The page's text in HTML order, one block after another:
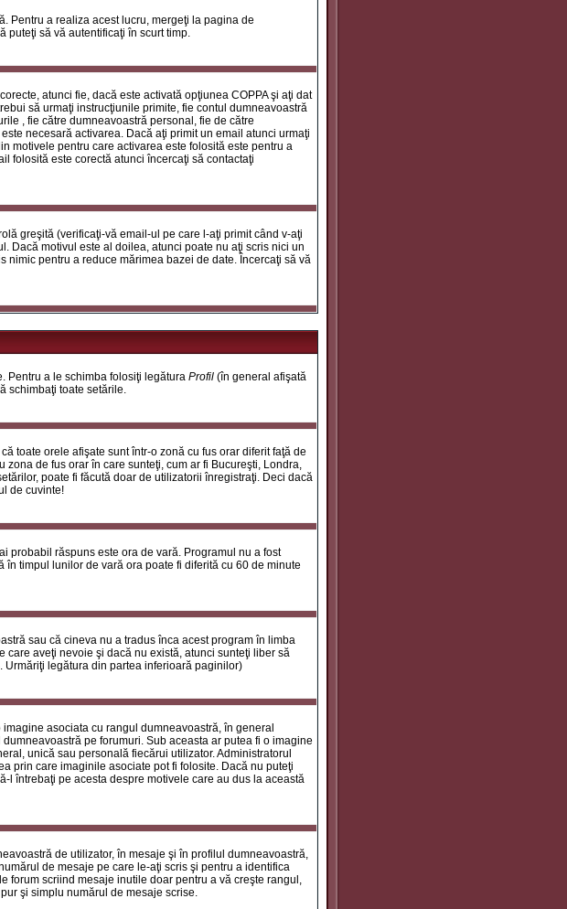
Pentru a realiza acest lucru, mergeţi la pagina de
puteţi să vă autentificaţi în scurt timp.
atunci fie, dacă este activată opţiunea COPPA şi aţi dat
să urmaţi instrucţiunile primite, fie contul dumneavoastră
, fie către dumneavoastră personal, fie de către
necesară activarea. Dacă aţi primit un email atunci urmaţi
motivele pentru care activarea este folosită este pentru a
folosită este corectă atunci încercaţi să contactaţi
greşită (verificaţi-vă email-ul pe care l-aţi primit când v-aţi
Dacă motivul este al doilea, atunci poate nu aţi scris nici un
pentru a reduce mărimea bazei de date. Încercaţi să vă
Pentru a le schimba folosiţi legătura Profil (în general afişată
schimbaţi toate setările.
toate orele afişate sunt într-o zonă cu fus orar diferit faţă de
de fus orar în care sunteţi, cum ar fi Bucureşti, Londra,
poate fi făcută doar de utilizatorii înregistraţi. Deci dacă
de cuvinte!
probabil răspuns este ora de vară. Programul nu a fost
timpul lunilor de vară ora poate fi diferită cu 60 de minute
sau că cineva nu a tradus înca acest program în limba
aveţi nevoie şi dacă nu există, atunci sunteţi liber să
legătura din partea inferioară paginilor)
asociata cu rangul dumneavoastră, în general
pe forumuri. Sub aceasta ar putea fi o imagine
unică sau personală fiecărui utilizator. Administratorul
prin care imaginile asociate pot fi folosite. Dacă nu puteţi
l întrebaţi pe acesta despre motivele care au dus la această
de utilizator, în mesaje şi în profilul dumneavoastră,
de mesaje pe care le-aţi scris şi pentru a identifica
forum scriind mesaje inutile doar pentru a vă creşte rangul,
şi simplu numărul de mesaje scrise.